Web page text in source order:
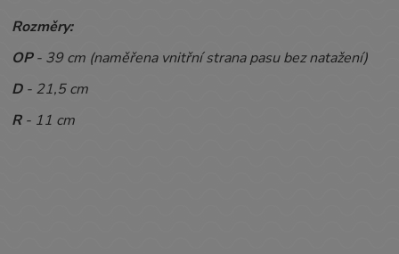
Rozměry:
OP- 39cm (naměřena vnitřní strana pasu bez natažení)
D - 21,5 cm
R- 11 cm